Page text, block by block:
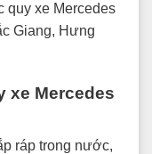
quy xe Mercedes
Giang, Hưng
xe Mercedes
ráp trong nước,